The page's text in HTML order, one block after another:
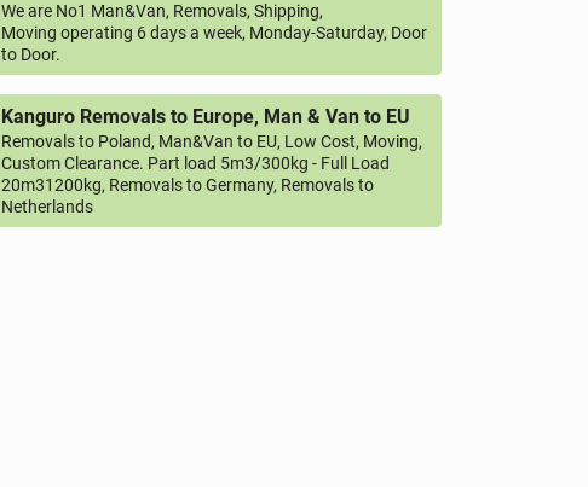
We are No1 Man&Van, Removals, Shipping,
Moving operating 6 days a week, Monday-Saturday, Door
to Door.
Kanguro Removals to Europe, Man & Van to EU
Removals to Poland, Man&Van to EU, Low Cost, Moving,
Custom Clearance. Part load 5m3/300kg - Full Load
20m31200kg, Removals to Germany, Removals to
Netherlands